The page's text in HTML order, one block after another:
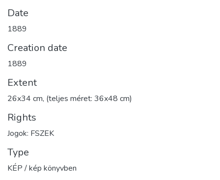
Date
1889
Creation date
1889
Extent
26x34 cm, (teljes méret: 36x48 cm)
Rights
Jogok: FSZEK
Type
KÉP / kép könyvben